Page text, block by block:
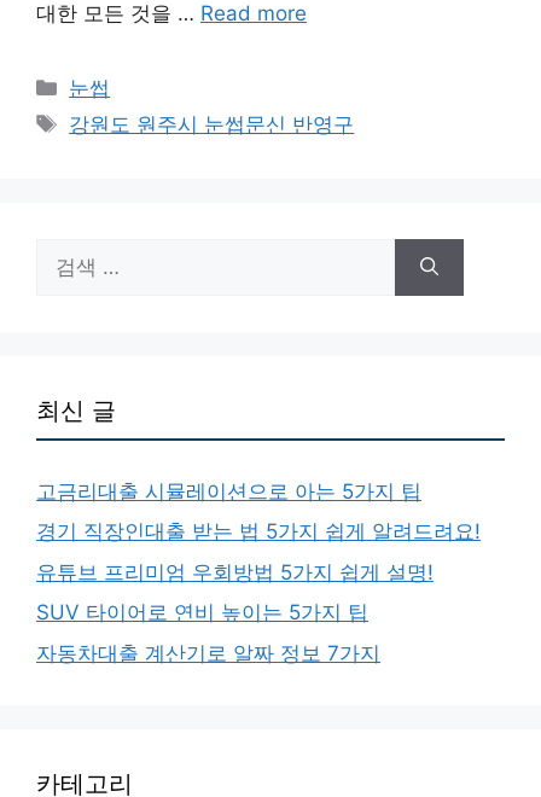
대한 모든 것을 … Read more
카
테
고
눈썹
태
강원도 원주시 눈썹문신 반영구
색:
최신 글
고금리대출 시뮬레이션으로 아는 5가지 팁
경기 직장인대출 받는 법 5가지 쉽게 알려드려요!
유튜브 프리미엄 우회방법 5가지 쉽게 설명!
SUV 타이어로 연비 높이는 5가지 팁
자동차대출 계산기로 알짜 정보 7가지
카테고리